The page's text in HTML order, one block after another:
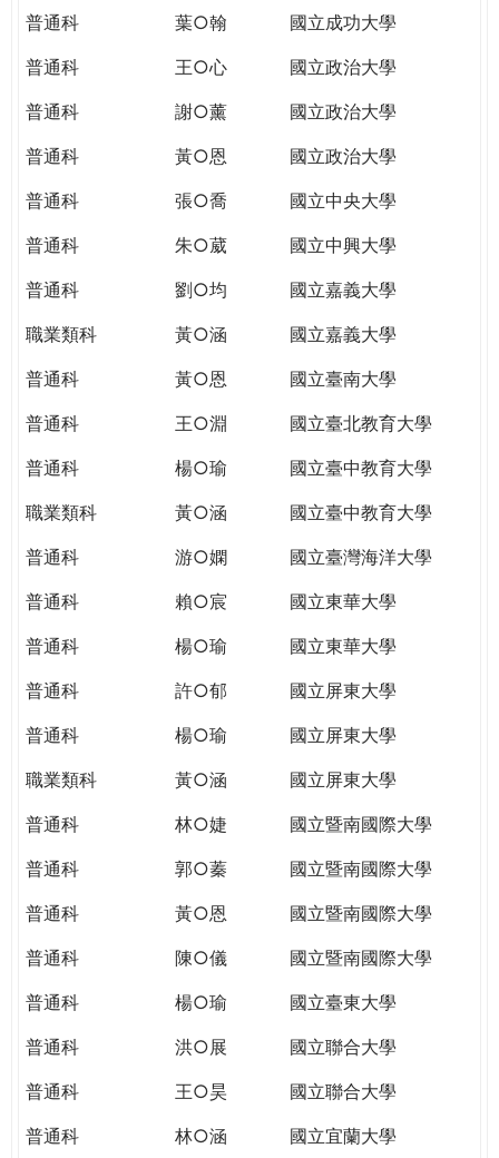
WAGOR
TODAY
THE
WORLD
PUTTING
YOU
ON
THE
GLOBAL
CITIZENSHIP
e
普通科
葉○翰
國立成功大學
普通科
王○心
國立政治大學
普通科
謝○薰
國立政治大學
普通科
黃○恩
國立政治大學
普通科
張○喬
國立中央大學
普通科
朱○葳
國立中興大學
普通科
劉○均
國立嘉義大學
職業類科
黃○涵
國立嘉義大學
普通科
黃○恩
國立臺南大學
普通科
王○淵
國立臺北教育大學
普通科
楊○瑜
國立臺中教育大學
職業類科
黃○涵
國立臺中教育大學
普通科
游○嫻
國立臺灣海洋大學
普通科
賴○宸
國立東華大學
普通科
楊○瑜
國立東華大學
普通科
許○郁
國立屏東大學
普通科
楊○瑜
國立屏東大學
職業類科
黃○涵
國立屏東大學
普通科
林○婕
國立暨南國際大學
普通科
郭○蓁
國立暨南國際大學
普通科
黃○恩
國立暨南國際大學
普通科
陳○儀
國立暨南國際大學
普通科
楊○瑜
國立臺東大學
普通科
洪○展
國立聯合大學
普通科
王○昊
國立聯合大學
普通科
林○涵
國立宜蘭大學